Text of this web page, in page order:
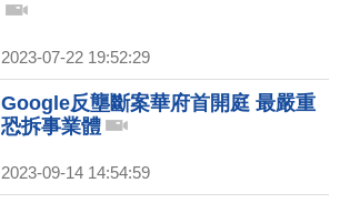
2023-07-22 19:52:29
Google反壟斷案華府首開庭 最嚴重
恐拆事業體
2023-09-14 14:54:59